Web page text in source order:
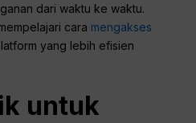
dari waktu ke waktu.
cara mengakses
yang lebih efisien
untuk